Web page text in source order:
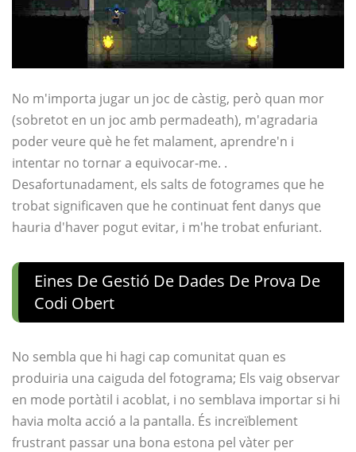
No m'importa jugar un joc de càstig, però quan mor
(sobretot en un joc amb permadeath), m'agradaria
poder veure què he fet malament, aprendre'n i
intentar no tornar a equivocar-me. .
Desafortunadament, els salts de fotogrames que he
trobat significaven que he continuat fent danys que
hauria d'haver pogut evitar, i m'he trobat enfuriant.
Eines De Gestió De Dades De Prova De
Codi Obert
No sembla que hi hagi cap comunitat quan es
produiria una caiguda del fotograma; Els vaig observar
en mode portàtil i acoblat, i no semblava importar si hi
havia molta acció a la pantalla. És increïblement
frustrant passar una bona estona pel vàter per